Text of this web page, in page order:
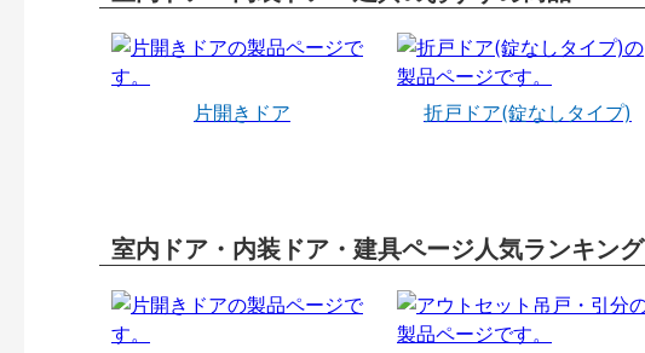
片開きドア 折戸ドア(錠なしタイプ)
室内ドア・内装ドア・建具ページ人気ランキング